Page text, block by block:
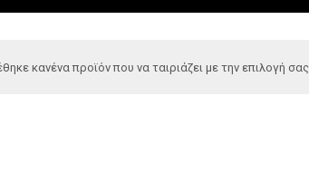
κανένα προϊόν που να ταιριάζει με την επιλογή σας.